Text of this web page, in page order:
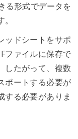
る形式でデータを
ッドシートをサポ
ファイルに保存で
したがって、複数
ポートする必要が
する必要がありま